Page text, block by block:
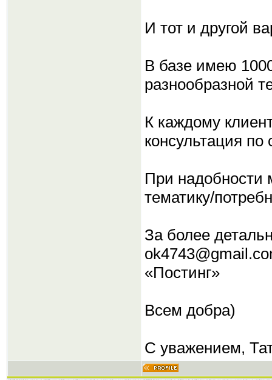
И тот и другой
В базе имею
разнообразной
К каждому
консультация
При надобности
тематику/
За более
«Постинг»
Всем добра)
С уважением,